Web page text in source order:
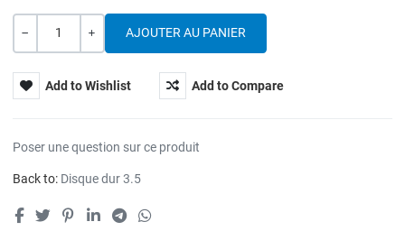
Quantité
Add to Wishlist Add to Compare
Poser une question sur ce produit
Back to: Disque dur 3.5